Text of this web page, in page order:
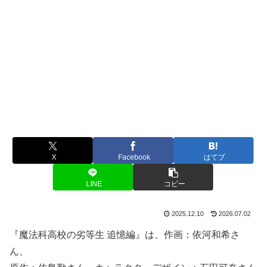
X Facebook はてブ
LINE コピー
2025.12.10 2026.07.02
『魔法科高校の劣等生 追憶編』は、作画：依河和希さ
ん、